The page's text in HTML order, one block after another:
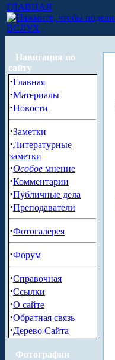
ГЛАВНАЯ
ВСЛУХ
Навигация по
сайту
·Главная
·Материалы
·Новости
·Заметки
·Литературные
заметки
·Особое мнение
·Комментарии
·Публичные дела
·Преподаватели
·Фотогалерея
·Форум
·Справочная
·Ссылки
·О сайте
·Обратная связь
·Дерево Сайта
Фотографии